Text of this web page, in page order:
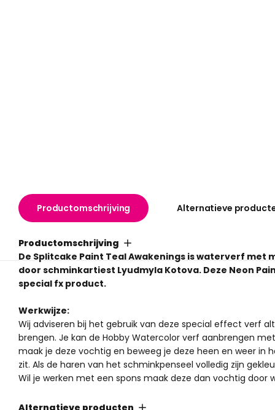
Productomschrijving Alternatieve
Productomschrijving
De Splitcake Paint Teal Awakenings is waterverf met
door schminkartiest Lyudmyla Kotova. Deze Neon
special fx product.
Werkwijze:
Wij adviseren bij het gebruik van deze special effect verf
brengen. Je kan de Hobby Watercolor verf aanbrengen
maak je deze vochtig en beweeg je deze heen en weer
zit. Als de haren van het schminkpenseel volledig zijn
Wil je werken met een spons maak deze dan vochtig door